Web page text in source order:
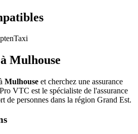
Taxi
Mulhouse
Mulhouse et cherchez une assurance
VTC est le spécialiste de l'assurance
de personnes dans la région Grand Est.